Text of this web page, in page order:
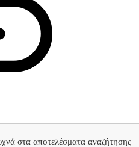
στα αποτελέσματα αναζήτησης